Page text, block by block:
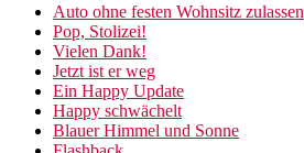
Auto ohne festen Wohnsitz zulassen
Pop, Stolizei!
Vielen Dank!
Jetzt ist er weg
Ein Happy Update
Happy schwächelt
Blauer Himmel und Sonne